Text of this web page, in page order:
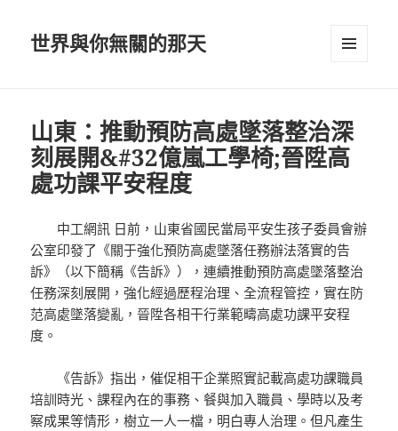
世界與你無關的那天
山東：推動預防高處墜落整治深
刻展開&#32億嵐工學椅;晉陞高
處功課平安程度
中工網訊 日前，山東省國民當局平安生孩子委員會辦
公室印發了《關于強化預防高處墜落任務辦法落實的告
訴》（以下簡稱《告訴》），連續推動預防高處墜落整治
任務深刻展開，強化經過歷程治理、全流程管控，實在防
范高處墜落變亂，晉陞各相干行業範疇高處功課平安程
度。
《告訴》指出，催促相干企業照實記載高處功課職員
培訓時光、課程內在的事務、餐與加入職員、學時以及考
察成果等情形，樹立一人一檔，明白專人治理。但凡產生